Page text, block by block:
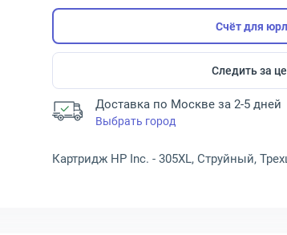
Счёт для
Следить за
Доставка по Москве за 2-5 дней
Выбрать город
Картридж HP Inc. - 305XL, Струйный,